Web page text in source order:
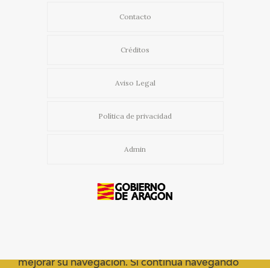
Contacto
Créditos
Aviso Legal
Política de privacidad
Admin
mejorar su navegación. Si continua navegando